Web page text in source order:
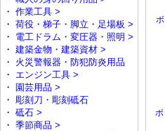
・ 作業工具 >
・ 荷役・梯子・脚立・足場板 >
・ 電工ドラム・変圧器・照明 >
・ 建築金物・建築資材 >
・ 火災警報器・防犯防炎用品
・ エンジン工具 >
・ 園芸用品 >
・ 彫刻刀・彫刻砥石
・ 砥石 >
・ 季節商品 >